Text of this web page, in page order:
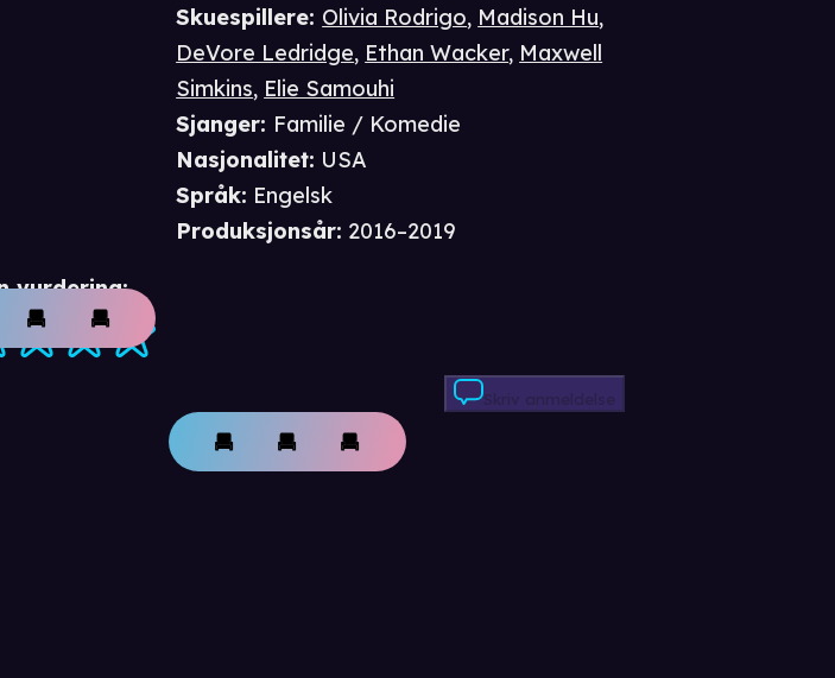
vurdering:
Skriv anmeldelse
Skuespillere: Olivia Rodrigo, Madison Hu,
DeVore Ledridge, Ethan Wacker, Maxwell
Simkins, Elie Samouhi
Sjanger: Familie / Komedie
Nasjonalitet: USA
Språk: Engelsk
Produksjonsår: 2016–2019